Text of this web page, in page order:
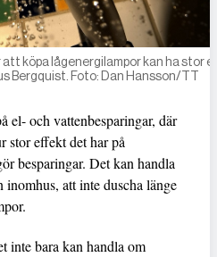
köpa lågenergi­lampor kan ha stor
Bergquist. Foto: Dan Hansson/TT
el- och vattenbesparingar, där
stor effekt det har på
besparingar. Det kan handla
inomhus, att inte duscha länge
inte bara kan handla om